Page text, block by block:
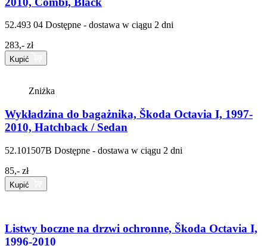
52.493 04 Dostępne - dostawa w ciągu 2 dni
283,- zł
Kupić
Zniżka
Wykładzina do bagażnika, Škoda Octavia I, 1997-
2010, Hatchback / Sedan
52.101507B Dostępne - dostawa w ciągu 2 dni
85,- zł
Kupić
Listwy boczne na drzwi ochronne, Škoda Octavia I,
1996-2010